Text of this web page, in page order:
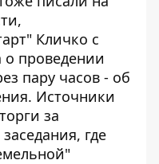
Кличко с
о проведении
пару часов - об
Источники
за
где